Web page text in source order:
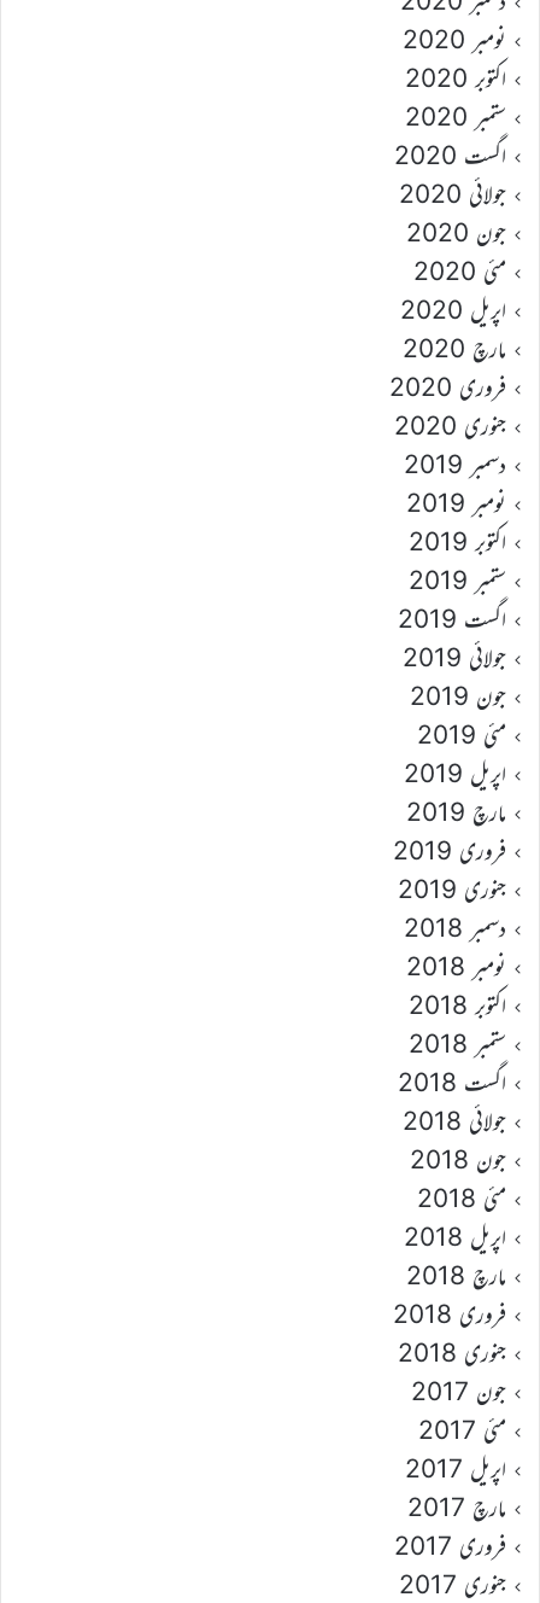
نومبر 2020
اکتوبر 2020
ستمبر 2020
اگست 2020
جولائی 2020
جون 2020
مئی 2020
اپریل 2020
مارچ 2020
فروری 2020
جنوری 2020
دسمبر 2019
نومبر 2019
اکتوبر 2019
ستمبر 2019
اگست 2019
جولائی 2019
جون 2019
مئی 2019
اپریل 2019
مارچ 2019
فروری 2019
جنوری 2019
دسمبر 2018
نومبر 2018
اکتوبر 2018
ستمبر 2018
اگست 2018
جولائی 2018
جون 2018
مئی 2018
اپریل 2018
مارچ 2018
فروری 2018
جنوری 2018
جون 2017
مئی 2017
اپریل 2017
مارچ 2017
فروری 2017
جنوری 2017